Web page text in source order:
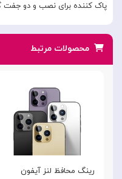
پاک کننده برای نصب و دو جفت
محصولات مرتبط
رینگ محافظ لنز آیفون